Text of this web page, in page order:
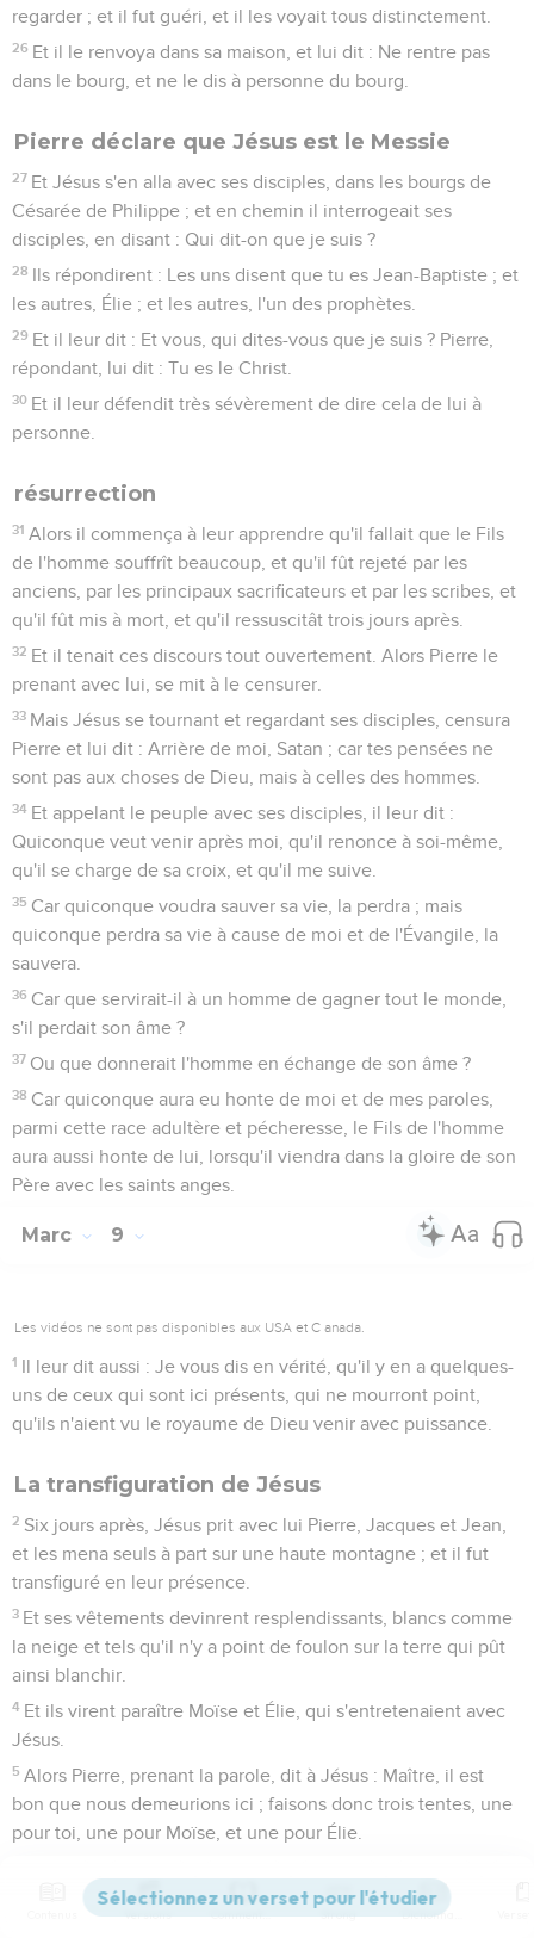
regarder ; et il fut guéri, et il les voyait tous distinctement.
26 Et il le renvoya dans sa maison, et lui dit : Ne rentre pas
dans le bourg, et ne le dis à personne du bourg.
Pierre déclare que Jésus est le Messie
27 Et Jésus s'en alla avec ses disciples, dans les bourgs de
Césarée de Philippe ; et en chemin il interrogeait ses
disciples, en disant : Qui dit-on que je suis ?
28 Ils répondirent : Les uns disent que tu es Jean-Baptiste ; et
les autres, Élie ; et les autres, l'un des prophètes.
29 Et il leur dit : Et vous, qui dites-vous que je suis ? Pierre,
répondant, lui dit : Tu es le Christ.
30 Et il leur défendit très sévèrement de dire cela de lui à
personne.
résurrection
31 Alors il commença à leur apprendre qu'il fallait que le Fils
de l'homme souffrît beaucoup, et qu'il fût rejeté par les
anciens, par les principaux sacrificateurs et par les scribes, et
qu'il fût mis à mort, et qu'il ressuscitât trois jours après.
32 Et il tenait ces discours tout ouvertement. Alors Pierre le
prenant avec lui, se mit à le censurer.
33 Mais Jésus se tournant et regardant ses disciples, censura
Pierre et lui dit : Arrière de moi, Satan ; car tes pensées ne
sont pas aux choses de Dieu, mais à celles des hommes.
34 Et appelant le peuple avec ses disciples, il leur dit :
Quiconque veut venir après moi, qu'il renonce à soi-même,
qu'il se charge de sa croix, et qu'il me suive.
35 Car quiconque voudra sauver sa vie, la perdra ; mais
quiconque perdra sa vie à cause de moi et de l'Évangile, la
sauvera.
36 Car que servirait-il à un homme de gagner tout le monde,
s'il perdait son âme ?
37 Ou que donnerait l'homme en échange de son âme ?
38 Car quiconque aura eu honte de moi et de mes paroles,
parmi cette race adultère et pécheresse, le Fils de l'homme
aura aussi honte de lui, lorsqu'il viendra dans la gloire de son
Père avec les saints anges.
Marc 9
Les vidéos ne sont pas disponibles aux USA et C anada.
1 Il leur dit aussi : Je vous dis en vérité, qu'il y en a quelques-
uns de ceux qui sont ici présents, qui ne mourront point,
qu'ils n'aient vu le royaume de Dieu venir avec puissance.
La transfiguration de Jésus
2 Six jours après, Jésus prit avec lui Pierre, Jacques et Jean,
et les mena seuls à part sur une haute montagne ; et il fut
transfiguré en leur présence.
3 Et ses vêtements devinrent resplendissants, blancs comme
la neige et tels qu'il n'y a point de foulon sur la terre qui pût
ainsi blanchir.
4 Et ils virent paraître Moïse et Élie, qui s'entretenaient avec
Jésus.
5 Alors Pierre, prenant la parole, dit à Jésus : Maître, il est
bon que nous demeurions ici ; faisons donc trois tentes, une
pour toi, une pour Moïse, et une pour Élie.
Versions Commentaires Strong